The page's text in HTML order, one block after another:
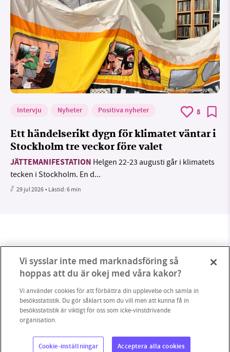
Foto: Supermijöbloggen
Intervju Nyheter Positiva nyheter 8
Ett händelserikt dygn för klimatet väntar i
Stockholm tre veckor före valet
JÄTTEMANIFESTATION Helgen 22-23 augusti går i klimatets
tecken i Stockholm. En d...
29 jul 2026• Lästid:6 min
Vi sysslar inte med marknadsföring så
hoppas att du är okej med våra kakor?
Vi använder cookies för att förbättra din upplevelse och samla in
besöksstatistik. Du gör såklart som du vill men att kunna få in
besöksstatistik är viktigt för oss som icke-vinstdrivande
organisation.
Cookie-inställningar Acceptera alla cookies